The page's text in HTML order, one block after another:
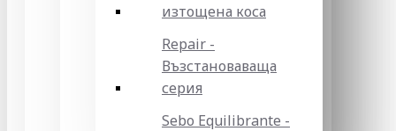
изтощена коса
Repair -
Възстановаваща
серия
Sebo Equilibrante -